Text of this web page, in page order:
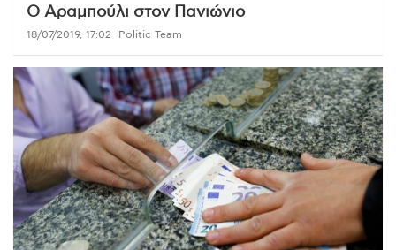
Ο Αραμπούλι στον Πανιώνιο
18/07/2019, 17:02 Politic Team